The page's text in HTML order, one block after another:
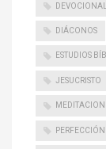
DIÁCONOS
ESTUDIOS
JESUCRISTO